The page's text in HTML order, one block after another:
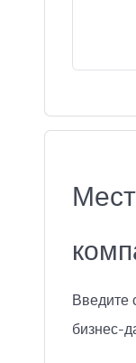
Введите
бизнес-